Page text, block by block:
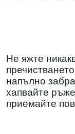
Не яжте
напълно
хапвайте
приемайте